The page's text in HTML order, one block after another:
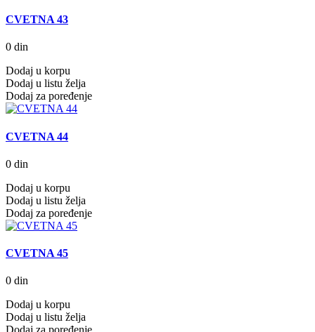
CVETNA 43
0 din
Dodaj u korpu
Dodaj u listu želja
Dodaj za poređenje
CVETNA 44
0 din
Dodaj u korpu
Dodaj u listu želja
Dodaj za poređenje
CVETNA 45
0 din
Dodaj u korpu
Dodaj u listu želja